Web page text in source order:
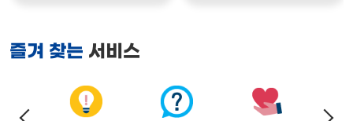
즐겨 찾는 서비스